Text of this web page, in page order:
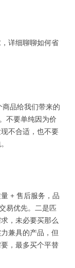
详细聊聊如何省
品给我们带来的
不要单纯因为价
不合适，也不要
+ 售后服务，品
易优先。二是匹
，未必要买那么
兼具的产品，但
，最多买个平替